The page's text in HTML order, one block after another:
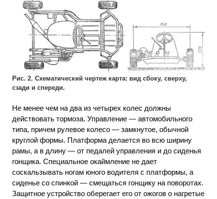
Рис. 2. Схематический чертеж карта: вид сбоку, сверху,
сзади и спереди.
Не менее чем на два из четырех колес должны
действовать тормоза. Управление — автомобильного
типа, причем рулевое колесо — замкнутое, обычной
круглой формы. Платформа делается во всю ширину
рамы, а в длину — от педалей управления и до сиденья
гонщика. Специальное окаймление не дает
соскальзывать ногам юного водителя с платформы, а
сиденье со спинкой — смещаться гонщику на поворотах.
Защитное устройство оберегает его от ожогов о нагретые